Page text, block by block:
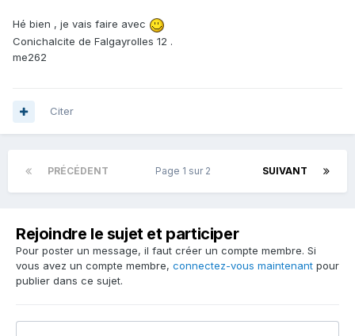
Hé bien , je vais faire avec
Conichalcite de Falgayrolles 12 .
me262
Citer
PRÉCÉDENT SUIVANT
Page 1 sur 2
Rejoindre le sujet et participer
Pour poster un message, il faut créer un compte membre. Si
vous avez un compte membre, connectez-vous maintenant pour
publier dans ce sujet.